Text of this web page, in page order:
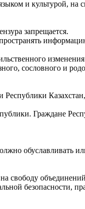
и культурой, на
запрещается.
сословного и
Республики
Граждане
обуславливать
свободу
безопасности,